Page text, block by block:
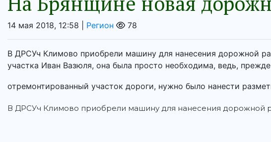
14 мая 2018, 12:58 | Регион 78
В ДРСУч Климово приобрели машину для нанесения дорожной
участка Иван Вазюля, она была просто необходима, ведь,
отремонтированный участок дороги, нужно было нанести
В ДРСУч Климово приобрели машину для нанесения дорожной